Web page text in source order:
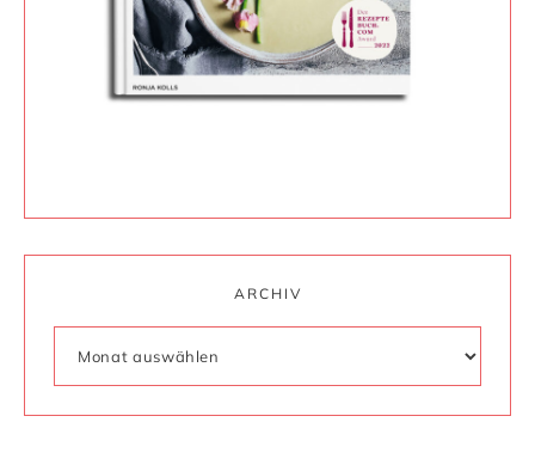
ARCHIV